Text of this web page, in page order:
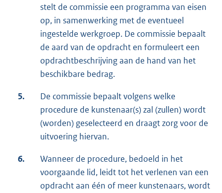
stelt de commissie een programma van eisen
op, in samenwerking met de eventueel
ingestelde werkgroep. De commissie bepaalt
de aard van de opdracht en formuleert een
opdrachtbeschrijving aan de hand van het
beschikbare bedrag.
5.
De commissie bepaalt volgens welke
procedure de kunstenaar(s) zal (zullen) wordt
(worden) geselecteerd en draagt zorg voor de
uitvoering hiervan.
6.
Wanneer de procedure, bedoeld in het
voorgaande lid, leidt tot het verlenen van een
opdracht aan één of meer kunstenaars, wordt